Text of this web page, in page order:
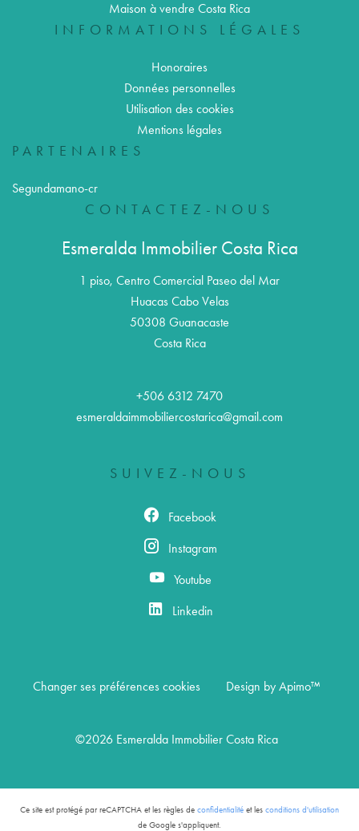
Maison à vendre Costa Rica
INFORMATIONS LÉGALES
Honoraires
Données personnelles
Utilisation des cookies
Mentions légales
PARTENAIRES
Segundamano-cr
CONTACTEZ-NOUS
Esmeralda Immobilier Costa Rica
1 piso, Centro Comercial Paseo del Mar
Huacas Cabo Velas
50308 Guanacaste
Costa Rica
+506 6312 7470
esmeraldaimmobiliercostarica@gmail.com
SUIVEZ-NOUS
Facebook
Instagram
Youtube
Linkedin
Changer ses préférences cookies Design by Apimo™
©2026 Esmeralda Immobilier Costa Rica
Ce site est protégé par reCAPTCHA et les règles de confidentialité et les conditions d'utilisation
de Google s'appliquent.